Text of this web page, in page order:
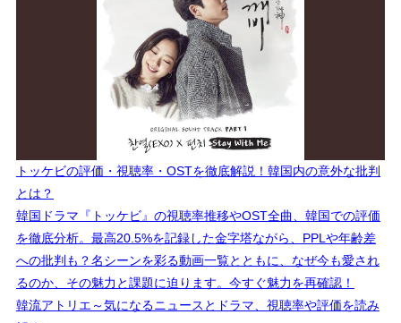
トッケビの評価・視聴率・OSTを徹底解説！韓国内の意外な批判
とは？
韓国ドラマ『トッケビ』の視聴率推移やOST全曲、韓国での評価
を徹底分析。最高20.5%を記録した金字塔ながら、PPLや年齢差
への批判も？名シーンを彩る動画一覧とともに、なぜ今も愛され
るのか、その魅力と課題に迫ります。今すぐ魅力を再確認！
韓流アトリエ～気になるニュースとドラマ、視聴率や評価を読み